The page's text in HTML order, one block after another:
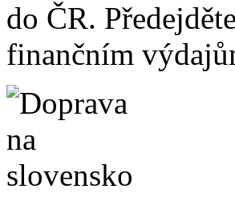
do ČR.
finančním